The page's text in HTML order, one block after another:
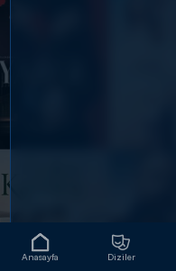
Anasayfa Diziler